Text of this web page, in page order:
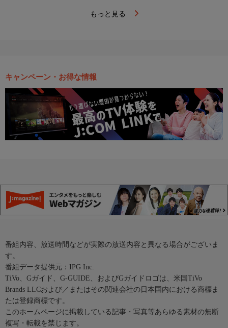
もっと見る
キャンペーン・お得な情報
番組内容、放送時間などが実際の放送内容と異なる場合がございま
す。
番組データ提供元：IPG Inc.
TiVo、Gガイド、G-GUIDE、およびGガイドロゴは、米国TiVo
Brands LLCおよび／またはその関連会社の日本国内における商標ま
たは登録商標です。
このホームページに掲載している記事・写真等あらゆる素材の無断
複写・転載を禁じます。